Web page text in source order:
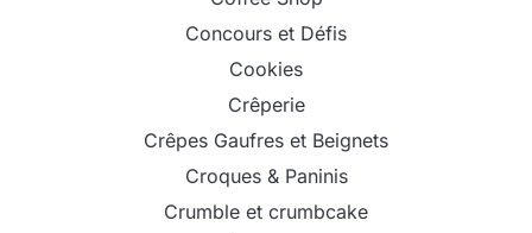
Concours et Défis
Cookies
Crêperie
Crêpes Gaufres et Beignets
Croques & Paninis
Crumble et crumbcake